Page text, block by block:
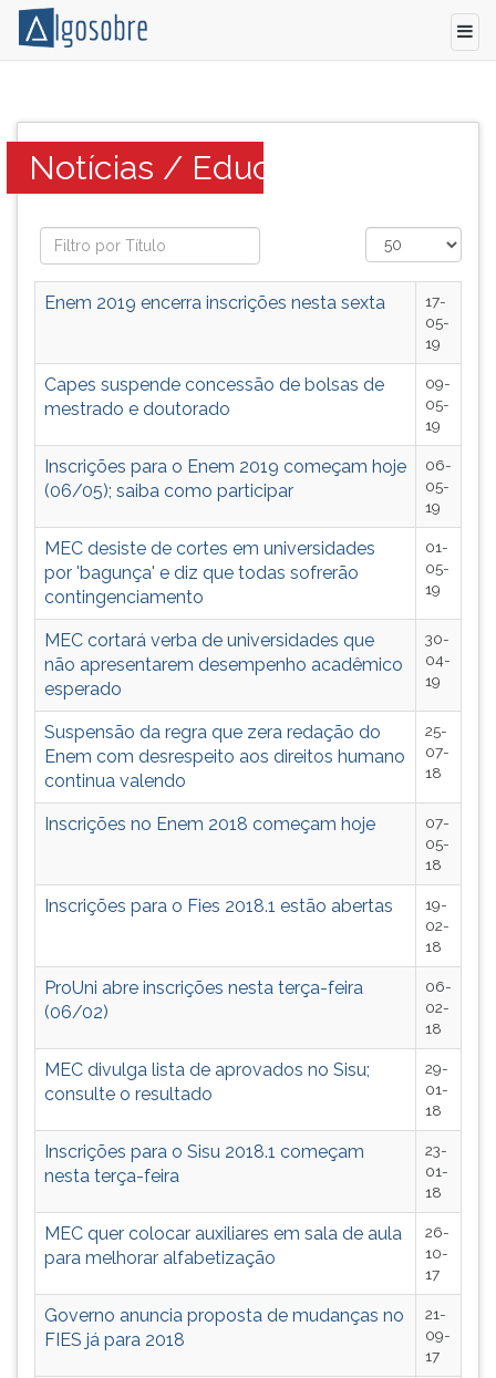
sobre
o
Educação
que
possíveis
todo
Brasil.
TAB
e
depois
F
conteúdo
essa
leitura
pressione
depois
pausar
leitura
pressione
(primeira
esquerda
(primeira
direita
menu
principal
pressione
Categoria:
Notícias / Educação
Enem 2019 encerra inscrições nesta sexta
17-
05-
19
Capes suspende concessão de bolsas de
mestrado e doutorado
09-
05-
19
Inscrições para o Enem 2019 começam hoje
(06/05); saiba como participar
06-
05-
19
MEC desiste de cortes em universidades
por 'bagunça' e diz que todas sofrerão
contingenciamento
01-
05-
19
MEC cortará verba de universidades que
não apresentarem desempenho acadêmico
esperado
30-
04-
19
Suspensão da regra que zera redação do
Enem com desrespeito aos direitos humano
continua valendo
25-
07-
18
Inscrições no Enem 2018 começam hoje
07-
05-
18
Inscrições para o Fies 2018.1 estão abertas
19-
02-
18
ProUni abre inscrições nesta terça-feira
(06/02)
06-
02-
18
MEC divulga lista de aprovados no Sisu;
consulte o resultado
29-
01-
18
Inscrições para o Sisu 2018.1 começam
nesta terça-feira
23-
01-
18
MEC quer colocar auxiliares em sala de aula
para melhorar alfabetização
26-
10-
17
Governo anuncia proposta de mudanças no
FIES já para 2018
21-
09-
17